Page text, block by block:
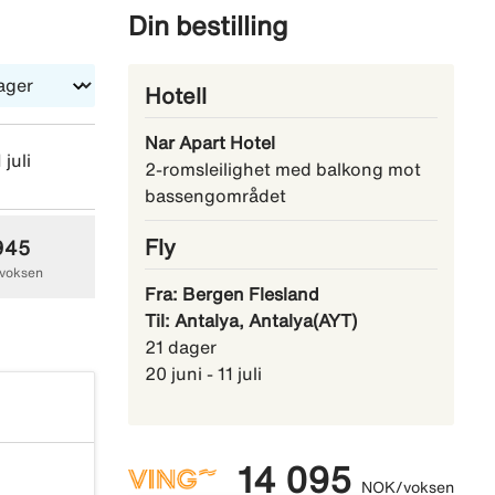
eller til
juli sø 18 juli sø 25 juli
8 545
Din bestilling
Hotell
Nar Apart Hotel
2-romsleilighet med balkong mot
bassengområdet
Fly
Fra: Bergen Flesland
Til: Antalya, Antalya(AYT)
21 dager
20 juni - 11 juli
14 095 NOK/voksen